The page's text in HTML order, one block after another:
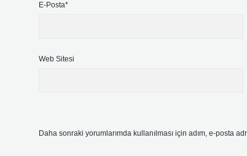
E-Posta*
Web Sitesi
Daha sonraki yorumlarımda kullanılması için adım, e-posta